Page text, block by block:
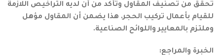
تحقق من تصنيف المقاول وتأكد من أن لديه التراخيص اللازمة
للقيام بأعمال تركيب الحجر. هذا يضمن أن المقاول مؤهل
وملتزم بالمعايير واللوائح الصناعية.
الخبرة والمراجع: